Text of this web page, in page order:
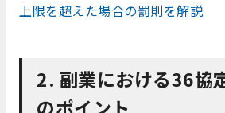
上限を超えた場合の罰則を解説
2. 副業における36協